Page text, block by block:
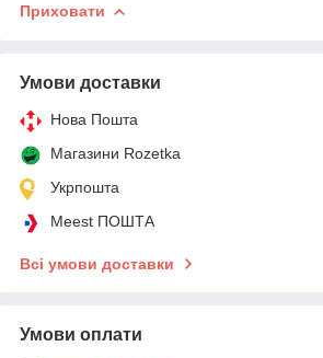
Приховати
Умови доставки
Нова Пошта
Магазини Rozetka
Укрпошта
Meest ПОШТА
Всі умови доставки
Умови оплати